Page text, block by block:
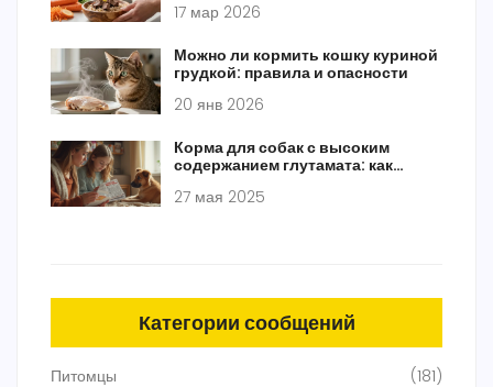
17 мар 2026
Можно ли кормить кошку куриной
грудкой: правила и опасности
20 янв 2026
Корма для собак с высоким
содержанием глутамата: как
27 мая 2025
Категории сообщений
Питомцы (181)